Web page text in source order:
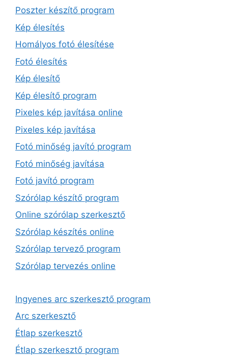
Poszter készítő program
Kép élesítés
Homályos fotó élesítése
Fotó élesítés
Kép élesítő
Kép élesítő program
Pixeles kép javítása online
Pixeles kép javítása
Fotó minőség javító program
Fotó minőség javítása
Fotó javító program
Szórólap készítő program
Online szórólap szerkesztő
Szórólap készítés online
Szórólap tervező program
Szórólap tervezés online
Ingyenes arc szerkesztő program
Arc szerkesztő
Étlap szerkesztő
Étlap szerkesztő program